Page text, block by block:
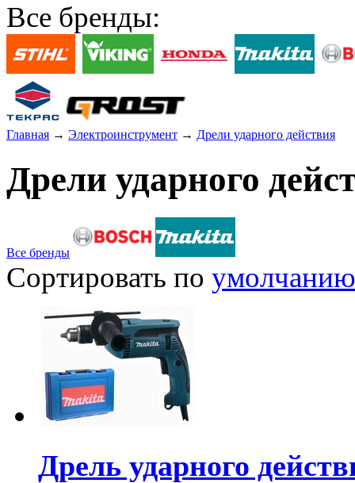
Все бренды:
Главная → Электроинструмент → Дрели ударного действия
Дрели ударного
Все бренды
Сортировать по умолчанию
Дрель ударного